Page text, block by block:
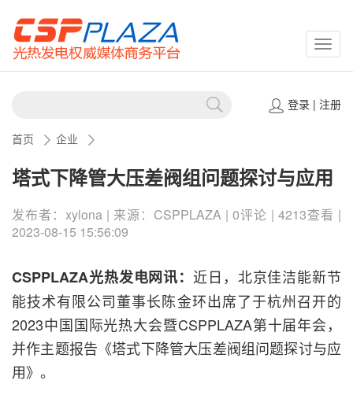
登录| 注册
首页 企业
塔式下降管大压差阀组问题探讨与应用
发布者：xylona | 来源：CSPPLAZA | 0评论 | 4213查看 |
2023-08-15 15:56:09
CSPPLAZA光热发电网讯：近日，北京佳洁能新节
能技术有限公司董事长陈金环出席了于杭州召开的
2023中国国际光热大会暨CSPPLAZA第十届年会，
并作主题报告《塔式下降管大压差阀组问题探讨与应
用》。